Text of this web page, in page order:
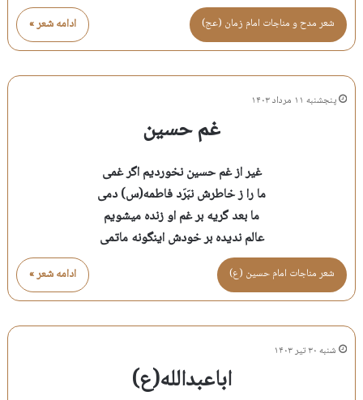
ادامه شعر » شعر مدح و مناجات امام زمان (عج)
پنجشنبه ۱۱ مرداد ۱۴۰۳
غم حسین
غیر از غم حسین نخوردیم اگر غمی
ما را ز خاطرش نبَرَد فاطمه(س) دمی
ما بعد گریه بر غم او زنده میشویم
عالم ندیده بر خودش اینگونه ماتمی
ادامه شعر » شعر مناجات امام حسين (ع)
شنبه ۳۰ تیر ۱۴۰۳
اباعبدالله(ع)